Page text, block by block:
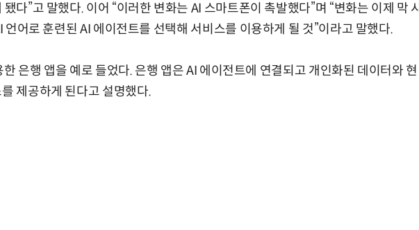
다”고 말했다. 이어 “이러한 변화는 AI 스마트폰이 촉발했다”며 “변화는 이제 막 시
언어로 훈련된 AI 에이전트를 선택해 서비스를 이용하게 될 것”이라고 말했다.
은행 앱을 예로 들었다. 은행 앱은 AI 에이전트에 연결되고 개인화된 데이터와 현
제공하게 된다고 설명했다.